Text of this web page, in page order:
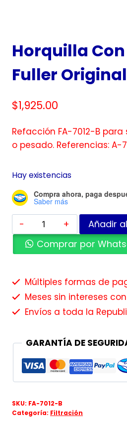
Horquilla
Fuller
$1,925.00
Refacción FA-7012-B
o pesado. Referencias: A-
Hay existencias
Compra ahora, paga
Saber más
Añadir
Comprar por
Múltiples formas de
Meses sin intereses
Envíos a toda la
GARANTÍA DE
SKU: FA-7012-B
Categoría: Filtración